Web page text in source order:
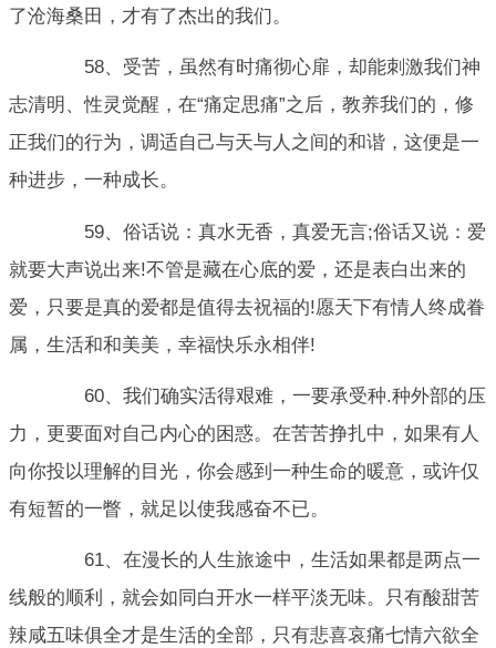
了沧海桑田，才有了杰出的我们。
58、受苦，虽然有时痛彻心扉，却能刺激我们神
志清明、性灵觉醒，在“痛定思痛”之后，教养我们的，修
正我们的行为，调适自己与天与人之间的和谐，这便是一
种进步，一种成长。
59、俗话说：真水无香，真爱无言;俗话又说：爱
就要大声说出来!不管是藏在心底的爱，还是表白出来的
爱，只要是真的爱都是值得去祝福的!愿天下有情人终成眷
属，生活和和美美，幸福快乐永相伴!
60、我们确实活得艰难，一要承受种.种外部的压
力，更要面对自己内心的困惑。在苦苦挣扎中，如果有人
向你投以理解的目光，你会感到一种生命的暖意，或许仅
有短暂的一瞥，就足以使我感奋不已。
61、在漫长的人生旅途中，生活如果都是两点一
线般的顺利，就会如同白开水一样平淡无味。只有酸甜苦
辣咸五味俱全才是生活的全部，只有悲喜哀痛七情六欲全